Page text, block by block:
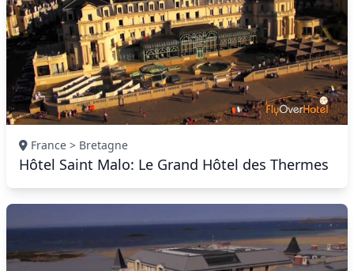
France > Bretagne
Hôtel Saint Malo: Le Grand Hôtel des Thermes